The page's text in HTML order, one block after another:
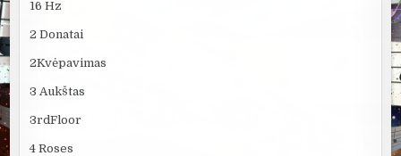
16 Hz
2 Donatai
2Kvėpavimas
3 Aukštas
3rdFloor
4 Roses